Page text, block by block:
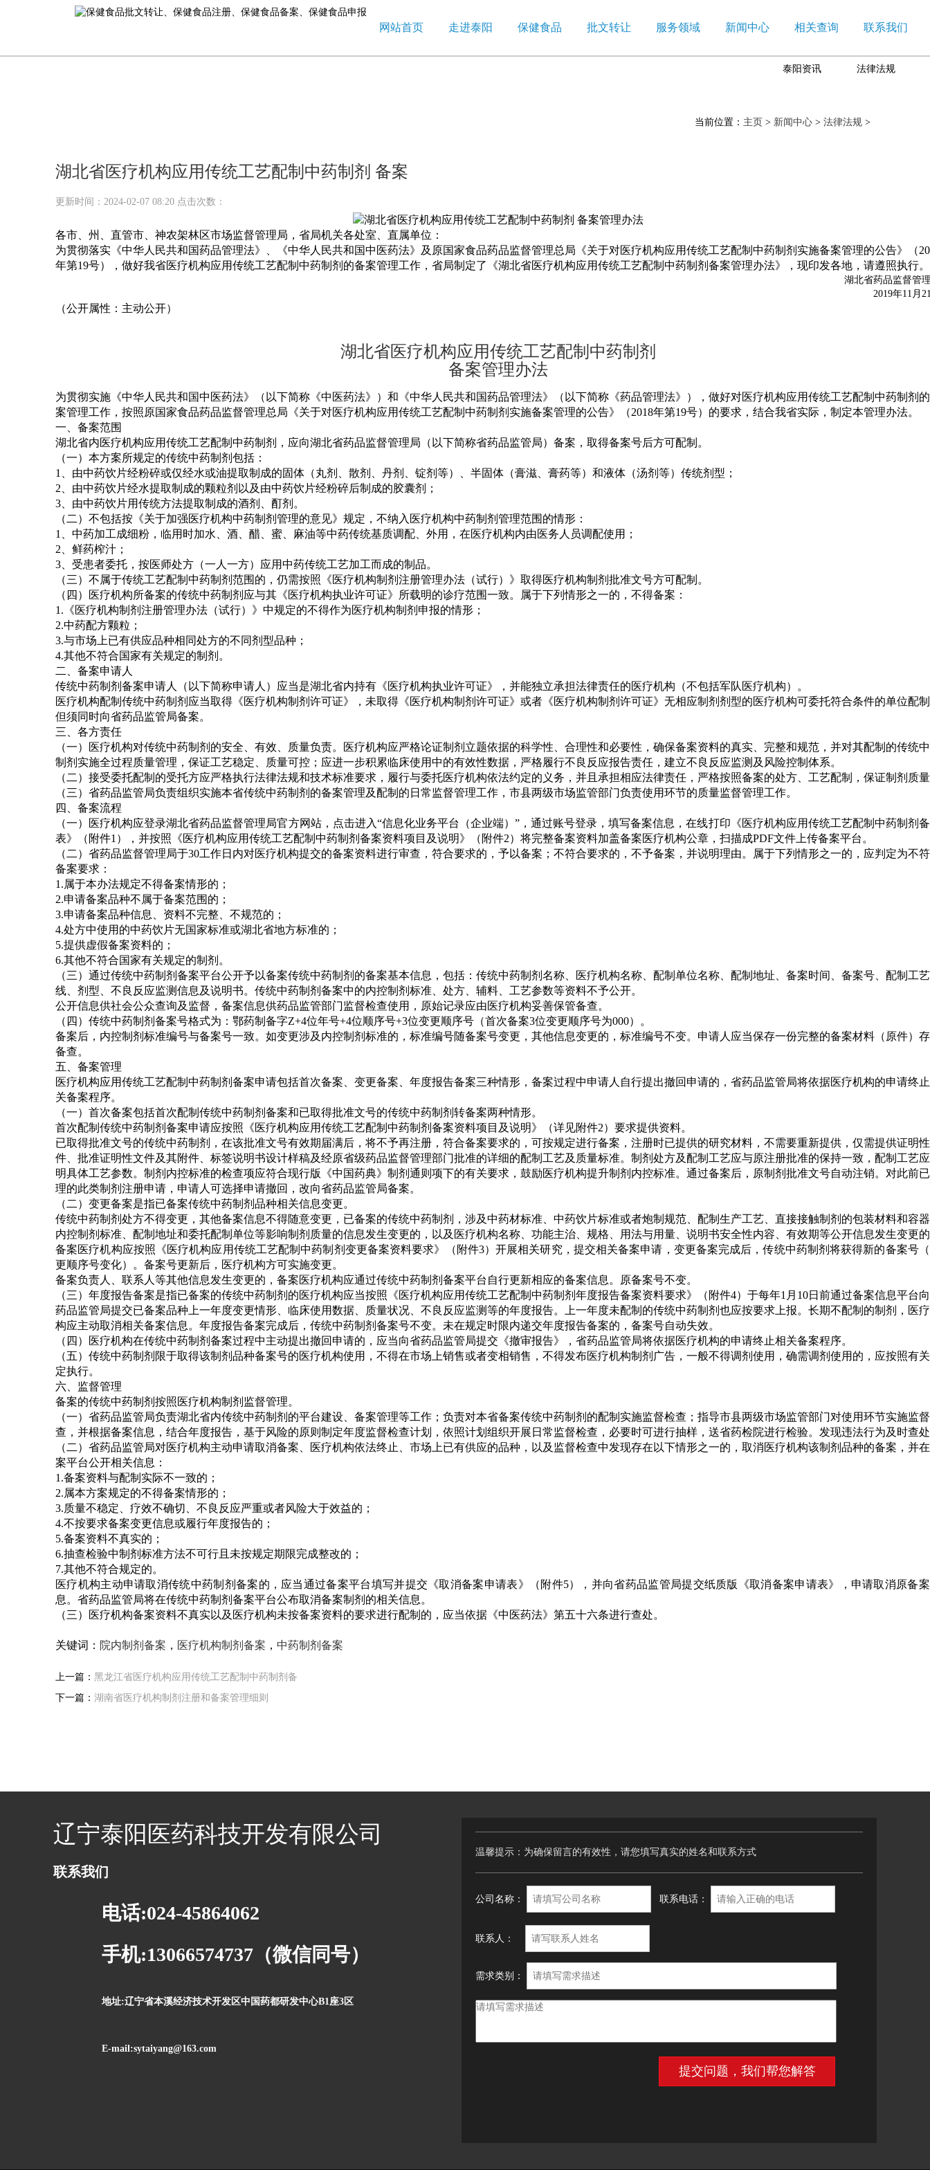
网站首页 走进泰阳 保健食品 批文转让 服务领域 新闻中心 相关查询 联系我们
法律法规
泰阳资讯
当前位置： 主页 > 新闻中心 > 法律法规 >
湖北省医疗机构应用传统工艺配制中药制剂 备案
更新时间：2024-02-07 08:20 点击次数：
各市、州、直管市、神农架林区市场监督管理局，省局机关各处室、直属单位：
为贯彻落实《中华人民共和国药品管理法》、《中华人民共和国中医药法》及原国家食品药品监督管理总局《关于对医疗机构应用传统工艺配制中药制剂实施备案管理的公告》（
年第19号），做好我省医疗机构应用传统工艺配制中药制剂的备案管理工作，省局制定了《湖北省医疗机构应用传统工艺配制中药制剂备案管理办法》，现印发各地，请遵照执行。
湖北省药品监督管
2019年11月
（公开属性：主动公开）
湖北省医疗机构应用传统工艺配制中药制剂
备案管理办法
为贯彻实施《中华人民共和国中医药法》（以下简称《中医药法》）和《中华人民共和国药品管理法》（以下简称《药品管理法》），做好对医疗机构应用传统工艺配制中药制剂
案管理工作，按照原国家食品药品监督管理总局《关于对医疗机构应用传统工艺配制中药制剂实施备案管理的公告》（2018年第19号）的要求，结合我省实际，制定本管理办法。
一、备案范围
湖北省内医疗机构应用传统工艺配制中药制剂，应向湖北省药品监督管理局（以下简称省药品监管局）备案，取得备案号后方可配制。
（一）本方案所规定的传统中药制剂包括：
1、由中药饮片经粉碎或仅经水或油提取制成的固体（丸剂、散剂、丹剂、锭剂等）、半固体（膏滋、膏药等）和液体（汤剂等）传统剂型；
2、由中药饮片经水提取制成的颗粒剂以及由中药饮片经粉碎后制成的胶囊剂；
3、由中药饮片用传统方法提取制成的酒剂、酊剂。
（二）不包括按《关于加强医疗机构中药制剂管理的意见》规定，不纳入医疗机构中药制剂管理范围的情形：
1、中药加工成细粉，临用时加水、酒、醋、蜜、麻油等中药传统基质调配、外用，在医疗机构内由医务人员调配使用；
2、鲜药榨汁；
3、受患者委托，按医师处方（一人一方）应用中药传统工艺加工而成的制品。
（三）不属于传统工艺配制中药制剂范围的，仍需按照《医疗机构制剂注册管理办法（试行）》取得医疗机构制剂批准文号方可配制。
（四）医疗机构所备案的传统中药制剂应与其《医疗机构执业许可证》所载明的诊疗范围一致。属于下列情形之一的，不得备案：
1.《医疗机构制剂注册管理办法（试行）》中规定的不得作为医疗机构制剂申报的情形；
2.中药配方颗粒；
3.与市场上已有供应品种相同处方的不同剂型品种；
4.其他不符合国家有关规定的制剂。
二、备案申请人
传统中药制剂备案申请人（以下简称申请人）应当是湖北省内持有《医疗机构执业许可证》，并能独立承担法律责任的医疗机构（不包括军队医疗机构）。
医疗机构配制传统中药制剂应当取得《医疗机构制剂许可证》，未取得《医疗机构制剂许可证》或者《医疗机构制剂许可证》无相应制剂剂型的医疗机构可委托符合条件的单位配
但须同时向省药品监管局备案。
三、各方责任
（一）医疗机构对传统中药制剂的安全、有效、质量负责。医疗机构应严格论证制剂立题依据的科学性、合理性和必要性，确保备案资料的真实、完整和规范，并对其配制的传统
制剂实施全过程质量管理，保证工艺稳定、质量可控；应进一步积累临床使用中的有效性数据，严格履行不良反应报告责任，建立不良反应监测及风险控制体系。
（二）接受委托配制的受托方应严格执行法律法规和技术标准要求，履行与委托医疗机构依法约定的义务，并且承担相应法律责任，严格按照备案的处方、工艺配制，保证制剂质
（三）省药品监管局负责组织实施本省传统中药制剂的备案管理及配制的日常监督管理工作，市县两级市场监管部门负责使用环节的质量监督管理工作。
四、备案流程
（一）医疗机构应登录湖北省药品监督管理局官方网站，点击进入“信息化业务平台（企业端）”，通过账号登录，填写备案信息，在线打印《医疗机构应用传统工艺配制中药制剂
表》（附件1），并按照《医疗机构应用传统工艺配制中药制剂备案资料项目及说明》（附件2）将完整备案资料加盖备案医疗机构公章，扫描成PDF文件上传备案平台。
（二）省药品监督管理局于30工作日内对医疗机构提交的备案资料进行审查，符合要求的，予以备案；不符合要求的，不予备案，并说明理由。属于下列情形之一的，应判定为不
备案要求：
1.属于本办法规定不得备案情形的；
2.申请备案品种不属于备案范围的；
3.申请备案品种信息、资料不完整、不规范的；
4.处方中使用的中药饮片无国家标准或湖北省地方标准的；
5.提供虚假备案资料的；
6.其他不符合国家有关规定的制剂。
（三）通过传统中药制剂备案平台公开予以备案传统中药制剂的备案基本信息，包括：传统中药制剂名称、医疗机构名称、配制单位名称、配制地址、备案时间、备案号、配制工
线、剂型、不良反应监测信息及说明书。传统中药制剂备案中的内控制剂标准、处方、辅料、工艺参数等资料不予公开。
公开信息供社会公众查询及监督，备案信息供药品监管部门监督检查使用，原始记录应由医疗机构妥善保管备查。
（四）传统中药制剂备案号格式为：鄂药制备字Z+4位年号+4位顺序号+3位变更顺序号（首次备案3位变更顺序号为000）。
备案后，内控制剂标准编号与备案号一致。如变更涉及内控制剂标准的，标准编号随备案号变更，其他信息变更的，标准编号不变。申请人应当保存一份完整的备案材料（原件）
备查。
五、备案管理
医疗机构应用传统工艺配制中药制剂备案申请包括首次备案、变更备案、年度报告备案三种情形，备案过程中申请人自行提出撤回申请的，省药品监管局将依据医疗机构的申请终
关备案程序。
（一）首次备案包括首次配制传统中药制剂备案和已取得批准文号的传统中药制剂转备案两种情形。
首次配制传统中药制剂备案申请应按照《医疗机构应用传统工艺配制中药制剂备案资料项目及说明》（详见附件2）要求提供资料。
已取得批准文号的传统中药制剂，在该批准文号有效期届满后，将不予再注册，符合备案要求的，可按规定进行备案，注册时已提供的研究材料，不需要重新提供，仅需提供证明
件、批准证明性文件及其附件、标签说明书设计样稿及经原省级药品监督管理部门批准的详细的配制工艺及质量标准。制剂处方及配制工艺应与原注册批准的保持一致，配制工艺
明具体工艺参数。制剂内控标准的检查项应符合现行版《中国药典》制剂通则项下的有关要求，鼓励医疗机构提升制剂内控标准。通过备案后，原制剂批准文号自动注销。对此前
理的此类制剂注册申请，申请人可选择申请撤回，改向省药品监管局备案。
（二）变更备案是指已备案传统中药制剂品种相关信息变更。
传统中药制剂处方不得变更，其他备案信息不得随意变更，已备案的传统中药制剂，涉及中药材标准、中药饮片标准或者炮制规范、配制生产工艺、直接接触制剂的包装材料和容
内控制剂标准、配制地址和委托配制单位等影响制剂质量的信息发生变更的，以及医疗机构名称、功能主治、规格、用法与用量、说明书安全性内容、有效期等公开信息发生变更
备案医疗机构应按照《医疗机构应用传统工艺配制中药制剂变更备案资料要求》（附件3）开展相关研究，提交相关备案申请，变更备案完成后，传统中药制剂将获得新的备案号
更顺序号变化）。备案号更新后，医疗机构方可实施变更。
备案负责人、联系人等其他信息发生变更的，备案医疗机构应通过传统中药制剂备案平台自行更新相应的备案信息。原备案号不变。
（三）年度报告备案是指已备案的传统中药制剂的医疗机构应当按照《医疗机构应用传统工艺配制中药制剂年度报告备案资料要求》（附件4）于每年1月10日前通过备案信息平台
药品监管局提交已备案品种上一年度变更情形、临床使用数据、质量状况、不良反应监测等的年度报告。上一年度未配制的传统中药制剂也应按要求上报。长期不配制的制剂，医
构应主动取消相关备案信息。年度报告备案完成后，传统中药制剂备案号不变。未在规定时限内递交年度报告备案的，备案号自动失效。
（四）医疗机构在传统中药制剂备案过程中主动提出撤回申请的，应当向省药品监管局提交《撤审报告》，省药品监管局将依据医疗机构的申请终止相关备案程序。
（五）传统中药制剂限于取得该制剂品种备案号的医疗机构使用，不得在市场上销售或者变相销售，不得发布医疗机构制剂广告，一般不得调剂使用，确需调剂使用的，应按照有
定执行。
六、监督管理
备案的传统中药制剂按照医疗机构制剂监督管理。
（一）省药品监管局负责湖北省内传统中药制剂的平台建设、备案管理等工作；负责对本省备案传统中药制剂的配制实施监督检查；指导市县两级市场监管部门对使用环节实施监
查，并根据备案信息，结合年度报告，基于风险的原则制定年度监督检查计划，依照计划组织开展日常监督检查，必要时可进行抽样，送省药检院进行检验。发现违法行为及时查
（二）省药品监管局对医疗机构主动申请取消备案、医疗机构依法终止、市场上已有供应的品种，以及监督检查中发现存在以下情形之一的，取消医疗机构该制剂品种的备案，并
案平台公开相关信息：
1.备案资料与配制实际不一致的；
2.属本方案规定的不得备案情形的；
3.质量不稳定、疗效不确切、不良反应严重或者风险大于效益的；
4.不按要求备案变更信息或履行年度报告的；
5.备案资料不真实的；
6.抽查检验中制剂标准方法不可行且未按规定期限完成整改的；
7.其他不符合规定的。
医疗机构主动申请取消传统中药制剂备案的，应当通过备案平台填写并提交《取消备案申请表》（附件5），并向省药品监管局提交纸质版《取消备案申请表》，申请取消原备
息。省药品监管局将在传统中药制剂备案平台公布取消备案制剂的相关信息。
（三）医疗机构备案资料不真实以及医疗机构未按备案资料的要求进行配制的，应当依据《中医药法》第五十六条进行查处。
关键词： 院内制剂备案 ， 医疗机构制剂备案 ， 中药制剂备案
上一篇： 黑龙江省医疗机构应用传统工艺配制中药制剂备
下一篇： 湖南省医疗机构制剂注册和备案管理细则
温馨提示：为确保留言的有效性，请您填写真实的姓名和联系方式
公司名称： 联系电话：
联系人：
需求类别：
辽宁泰阳医药科技开发有限公司
联系我们
电话:024-45864062
手机:13066574737（微信同号）
地址:辽宁省本溪经济技术开发区中国药都研发中心B1座3区
E-mail:sytaiyang@163.com